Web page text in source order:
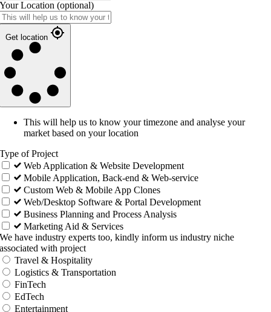
Your Location (optional)
Get location
This will help us to know your timezone and analyse your
market based on your location
Type of Project
Web Application & Website Development
Mobile Application, Back-end & Web-service
Custom Web & Mobile App Clones
Web/Desktop Software & Portal Development
Business Planning and Process Analysis
Marketing Aid & Services
We have industry experts too, kindly inform us industry niche
associated with project
Travel & Hospitality
Logistics & Transportation
FinTech
EdTech
Entertainment